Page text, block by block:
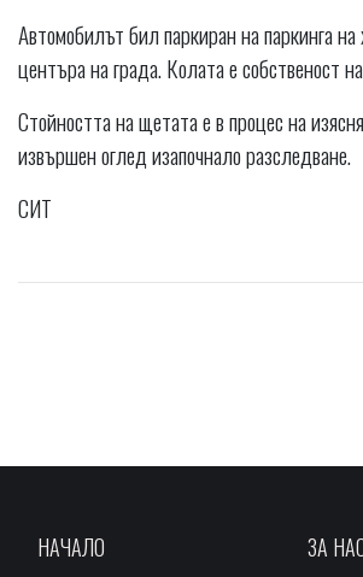
Автомобилът бил паркиран на паркинга
центъра на града. Колата е собственост
Стойността на щетата е в процес на
извършен оглед изапочнало разследване.
СИТ
НАЧАЛО
ЗА